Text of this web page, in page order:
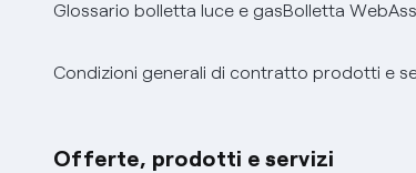
Glossario bolletta luce e gasBolletta Web
Condizioni generali di contratto prodotti e
Offerte, prodotti e servizi